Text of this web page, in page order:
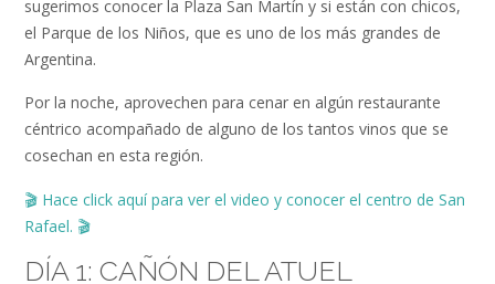
sugerimos conocer la Plaza San Martín y si están con chicos,
el Parque de los Niños, que es uno de los más grandes de
Argentina.
Por la noche, aprovechen para cenar en algún restaurante
céntrico acompañado de alguno de los tantos vinos que se
cosechan en esta región.
🎬 Hace click aquí para ver el video y conocer el centro de San
Rafael. 🎬
DÍA 1: CAÑÓN DEL ATUEL